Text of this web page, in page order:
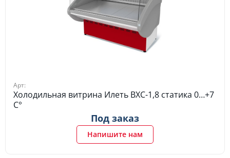
Арт:
Холодильная витрина Илеть ВХС-1,8 статика 0…+7
C°
Под заказ
Напишите нам